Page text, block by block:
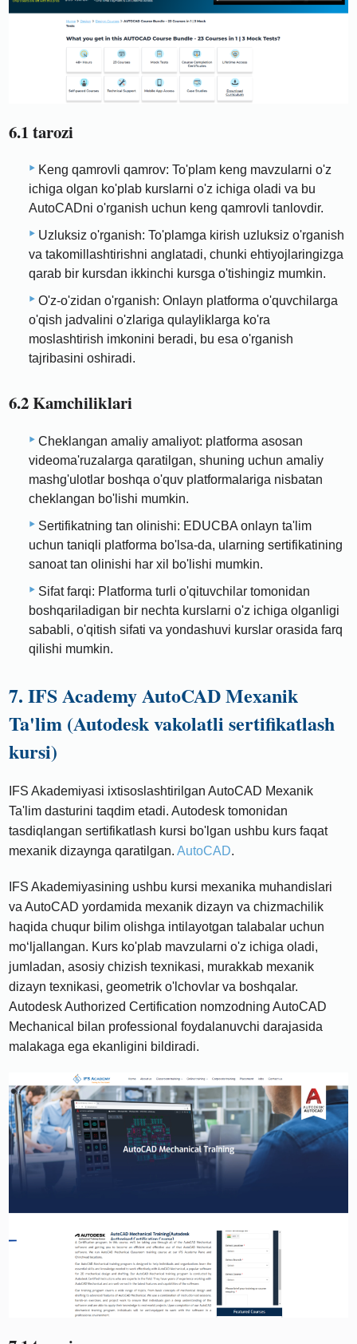
6.1 tarozi
Keng qamrovli qamrov: To'plam keng mavzularni o'z
ichiga olgan ko'plab kurslarni o'z ichiga oladi va bu
AutoCADni o'rganish uchun keng qamrovli tanlovdir.
Uzluksiz o'rganish: To'plamga kirish uzluksiz o'rganish
va takomillashtirishni anglatadi, chunki ehtiyojlaringizga
qarab bir kursdan ikkinchi kursga o'tishingiz mumkin.
O'z-o'zidan o'rganish: Onlayn platforma o'quvchilarga
o'qish jadvalini o'zlariga qulayliklarga ko'ra
moslashtirish imkonini beradi, bu esa o'rganish
tajribasini oshiradi.
6.2 Kamchiliklari
Cheklangan amaliy amaliyot: platforma asosan
videoma'ruzalarga qaratilgan, shuning uchun amaliy
mashg'ulotlar boshqa o'quv platformalariga nisbatan
cheklangan bo'lishi mumkin.
Sertifikatning tan olinishi: EDUCBA onlayn ta'lim
uchun taniqli platforma bo'lsa-da, ularning sertifikatining
sanoat tan olinishi har xil bo'lishi mumkin.
Sifat farqi: Platforma turli o'qituvchilar tomonidan
boshqariladigan bir nechta kurslarni o'z ichiga olganligi
sababli, o'qitish sifati va yondashuvi kurslar orasida farq
qilishi mumkin.
7. IFS Academy AutoCAD Mexanik
Ta'lim (Autodesk vakolatli sertifikatlash
kursi)
IFS Akademiyasi ixtisoslashtirilgan AutoCAD Mexanik
Ta'lim dasturini taqdim etadi. Autodesk tomonidan
tasdiqlangan sertifikatlash kursi bo'lgan ushbu kurs faqat
mexanik dizaynga qaratilgan.AutoCAD.
IFS Akademiyasining ushbu kursi mexanika muhandislari
va AutoCAD yordamida mexanik dizayn va chizmachilik
haqida chuqur bilim olishga intilayotgan talabalar uchun
moʻljallangan. Kurs ko'plab mavzularni o'z ichiga oladi,
jumladan, asosiy chizish texnikasi, murakkab mexanik
dizayn texnikasi, geometrik o'lchovlar va boshqalar.
Autodesk Authorized Certification nomzodning AutoCAD
Mechanical bilan professional foydalanuvchi darajasida
malakaga ega ekanligini bildiradi.